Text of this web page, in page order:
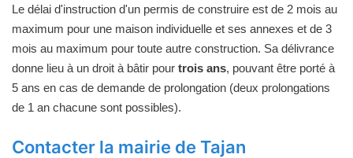
Le délai d'instruction d'un permis de construire est de 2 mois au
maximum pour une maison individuelle et ses annexes et de 3
mois au maximum pour toute autre construction. Sa délivrance
donne lieu à un droit à bâtir pour trois ans, pouvant être porté à
5 ans en cas de demande de prolongation (deux prolongations
de 1 an chacune sont possibles).
Contacter la mairie de Tajan